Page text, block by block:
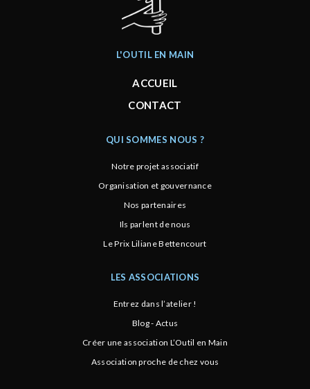
L'OUTIL EN MAIN
ACCUEIL
CONTACT
QUI SOMMES NOUS ?
Notre projet associatif
Organisation et gouvernance
Nos partenaires
Ils parlent de nous
Le Prix Liliane Bettencourt
LES ASSOCIATIONS
Entrez dans l’atelier !
Blog - Actus
Créer une association L’Outil en Main
Association proche de chez vous